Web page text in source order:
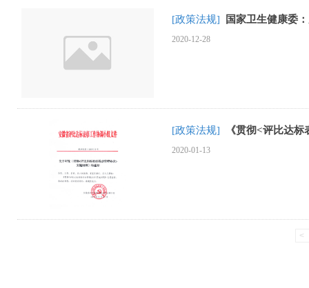
[政策法规] 国家卫生健康委
2020-12-28
[政策法规] 《贯彻<评比达
2020-01-13
<